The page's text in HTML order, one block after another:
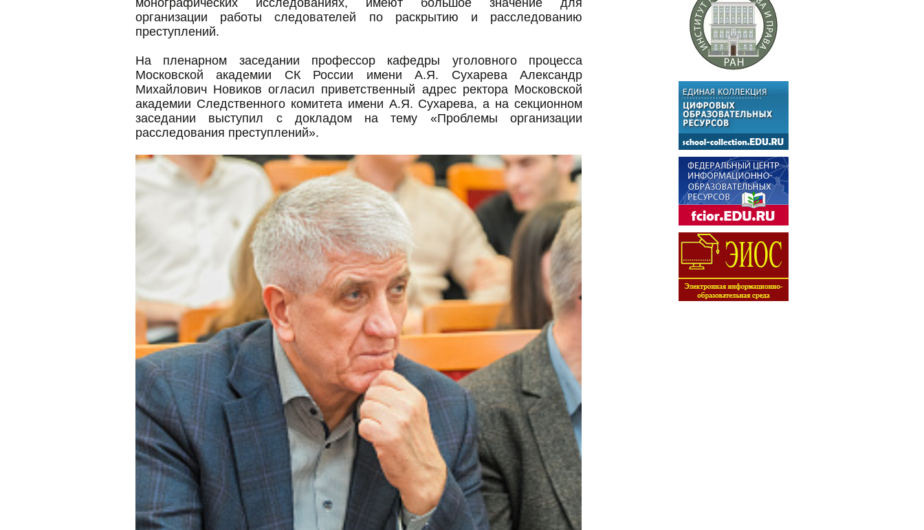
монографических исследованиях, имеют большое значение для
организации работы следователей по раскрытию и расследованию
преступлений.
На пленарном заседании профессор кафедры уголовного процесса
Московской академии СК России имени А.Я. Сухарева Александр
Михайлович Новиков огласил приветственный адрес ректора Московской
академии Следственного комитета имени А.Я. Сухарева, а на секционном
заседании выступил с докладом на тему «Проблемы организации
расследования преступлений».